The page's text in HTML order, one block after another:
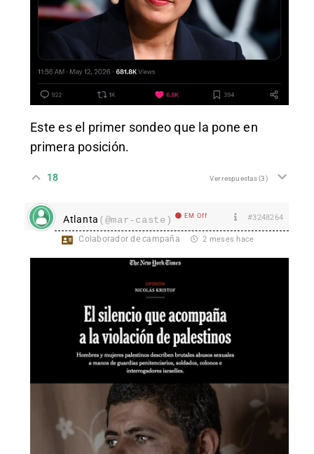
Este es el primer sondeo que la pone en
primera posición.
18 Ver respuestas(3)
Atlanta (@mar-caste) EM Off #3248264
Colaborador de campaña 2 meses hace